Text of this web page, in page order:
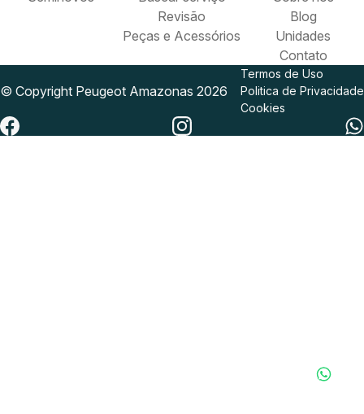
Revisão
Peças e Acessórios
Blog
Unidades
Contato
© Copyright Peugeot Amazonas 2026
Termos de Uso
Politica de Privacidade
Cookies